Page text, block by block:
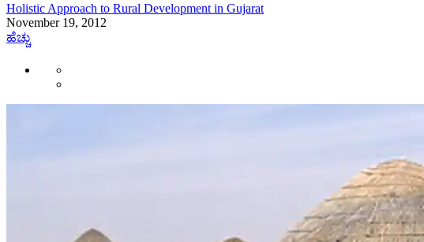
Holistic Approach to Rural Development in Gujarat
November 19, 2012
ಹೆಚ್ಚು